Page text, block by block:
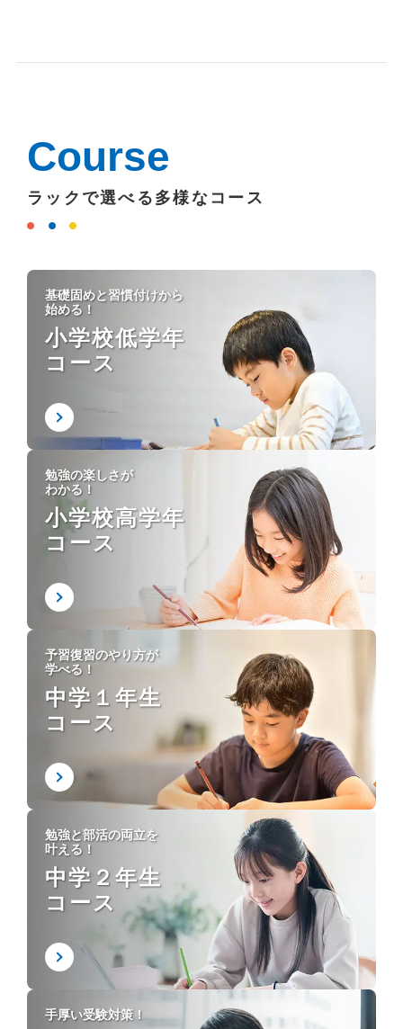
Course
ラックで選べる多様なコース
基礎固めと習慣付けから
始める！
小学校低学年
コース
勉強の楽しさが
わかる！
小学校高学年
コース
予習復習のやり方が
学べる！
中学１年生
コース
勉強と部活の両立を
叶える！
中学２年生
コース
手厚い受験対策！